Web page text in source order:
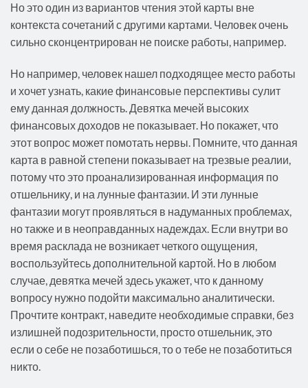
Но это один из вариантов чтения этой карты вне
контекста сочетаний с другими картами. Человек очень
сильно сконцентрирован не поиске работы, например.
Но например, человек нашел подходящее место работы
и хочет узнать, какие финансовые перспективы сулит
ему данная должность. Девятка мечей высоких
финансовых доходов не показывает. Но покажет, что
этот вопрос может помотать нервы. Помните, что данная
карта в равной степени показывает на трезвые реалии,
потому что это проанализированная информация по
отшельнику, и на лунные фантазии. И эти лунные
фантазии могут проявляться в надуманных проблемах,
но также и в неоправданных надеждах. Если внутри во
время расклада не возникает четкого ощущения,
воспользуйтесь дополнительной картой. Но в любом
случае, девятка мечей здесь укажет, что к данному
вопросу нужно подойти максимально аналитически.
Прочтите контракт, наведите необходимые справки, без
излишней подозрительности, просто отшельник, это
если о себе не позаботишься, то о тебе не позаботиться
никто.